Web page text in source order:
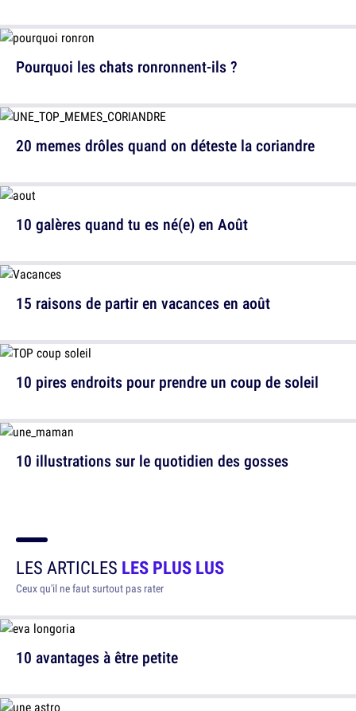
Pourquoi les chats ronronnent-ils ?
10 galères quand tu es né(e) en Août
10 pires endroits pour prendre un coup de soleil
20 memes drôles quand on déteste la coriandre
15 raisons de partir en vacances en août
10 illustrations sur le quotidien des gosses
LES ARTICLES LES PLUS LUS
Ceux qu'il ne faut surtout pas rater
10 avantages à être petite